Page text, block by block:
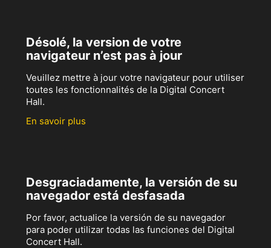
Désolé, la version de votre
navigateur n’est pas à jour
Veuillez mettre à jour votre navigateur pour utiliser
toutes les fonctionnalités de la Digital Concert
Hall.
En savoir plus
Desgraciadamente, la versión de su
navegador está desfasada
Por favor, actualice la versión de su navegador
para poder utilizar todas las funciones del Digital
Concert Hall.